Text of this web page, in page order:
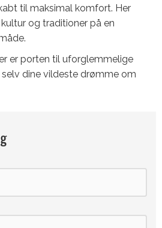
til maksimal komfort. Her
og traditioner på en
er porten til uforglemmelige
dine vildeste drømme om